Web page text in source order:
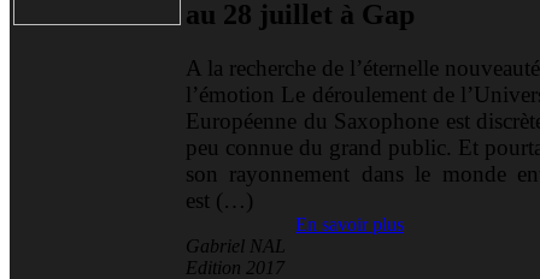
au 28 juillet à Gap
A la recherche de l’éternelle
l’émotion Le déroulement de
Européenne du Saxophone est
peu connue du grand public. Et
son rayonnement dans le monde
est (…)
En savoir plus
Gabriel NAL
Edition 2017